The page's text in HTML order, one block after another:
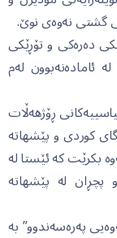
گشتی نەوەی نوێ.
دەرەکی و تۆڕێکی
ئامادەنەبوون لەم
ڕۆژهەڵات
کوردی و پێشهاتە
بکرێت کە ئێستا لە
پچڕان لە پێشهاتە
پەرەسەندوو” بە